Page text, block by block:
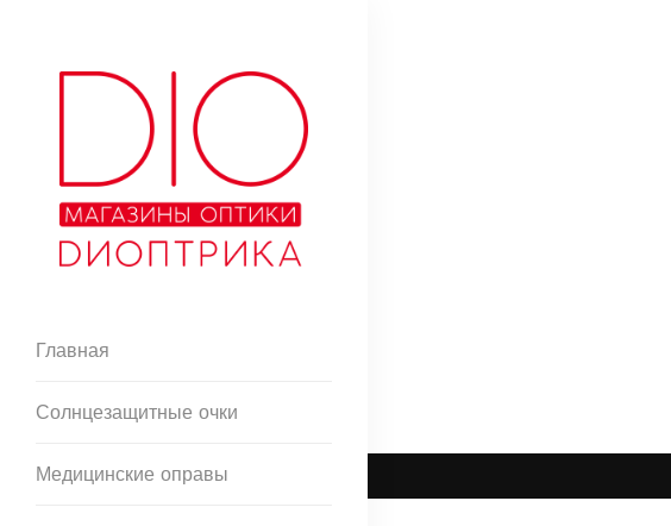
Главная
Солнцезащитные очки
Медицинские оправы